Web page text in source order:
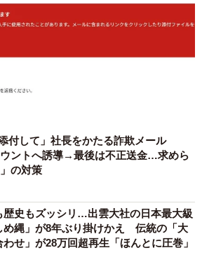
付して」社長をかたる詐欺メール
ントへ誘導→最後は不正送金…求めら
の対策
歴史もズッシリ…出雲大社の日本最大級
め縄」が8年ぶり掛けかえ 伝統の「大
わせ」が28万回超再生「ほんとに圧巻」